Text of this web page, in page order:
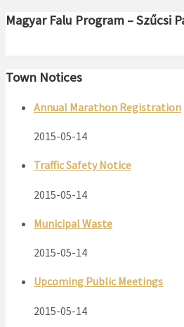
Magyar Falu Program – Szűcsi
Town Notices
Annual Marathon Registration
2015-05-14
Traffic Safety Notice
2015-05-14
Municipal Waste
2015-05-14
Upcoming Public Meetings
2015-05-14